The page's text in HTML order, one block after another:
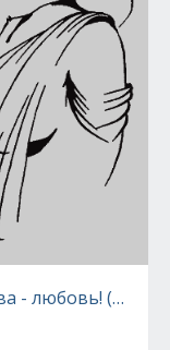
- любовь!